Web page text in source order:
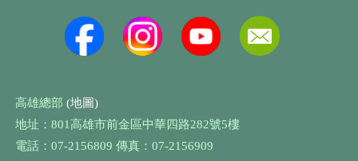
高雄總部 (地圖)
地址：801高雄市前金區中華四路282號5樓
電話：07-2156809 傳真：07-2156909